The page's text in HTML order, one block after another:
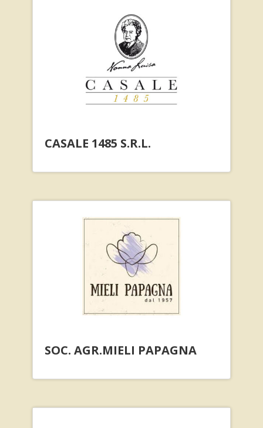
CASALE 1485 S.R.L.
SOC. AGR.MIELI PAPAGNA